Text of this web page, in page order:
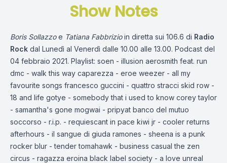
Show Notes
Boris Sollazzoe Tatiana Fabbrizioin diretta sui 106.6 di Radio
Rock dal Lunedì al Venerdì dalle 10.00 alle 13.00. Podcast del
04 febbraio 2021. Playlist: soen - illusion aerosmith feat. run
dmc - walk this way caparezza - eroe weezer - all my
favourite songs francesco guccini - quattro stracci skid row -
18 and life gotye - somebody that i used to know corey taylor
- samantha's gone mogwai - pripyat banco del mutuo
soccorso - r.i.p. - requiescant in pace kiwi jr - cooler returns
afterhours - il sangue di giuda ramones - sheena is a punk
rocker blur - tender tomahawk - business casual the zen
circus - ragazza eroina black label society - a love unreal